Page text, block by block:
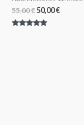
55,00€50,00€